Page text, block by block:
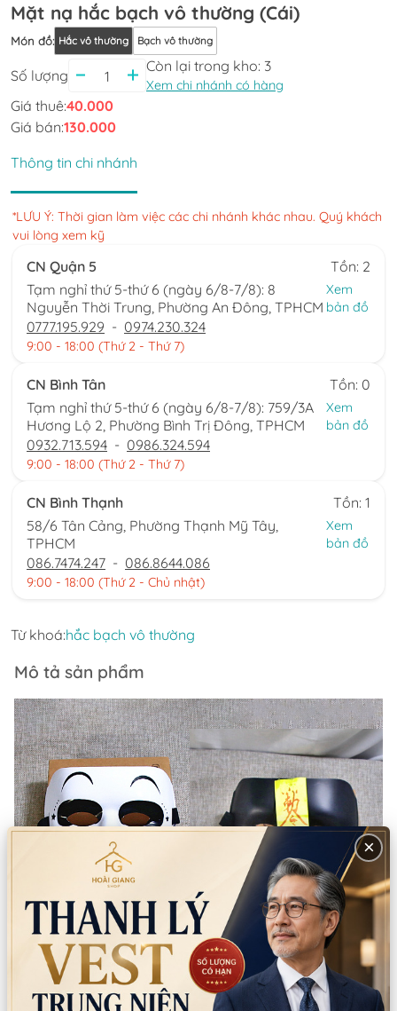
Mặt nạ hắc bạch vô thường (Cái)
Món đồ: Hắc vô thường Bạch vô thường
Số lượng
Còn lại trong kho: 3
Xem chi nhánh có hàng
Giá thuê:40.000
Giá bán:130.000
Thông tin chi nhánh
*LƯU Ý: Thời gian làm việc các chi nhánh khác nhau. Quý khách
vui lòng xem kỹ
CN Quận 5
Tồn: 2
Tạm nghỉ thứ 5-thứ 6 (ngày 6/8-7/8): 8
Nguyễn Thời Trung, Phường An Đông, TPHCM
Xem
bản đồ
0777.195.929 - 0974.230.324
9:00 - 18:00 (Thứ 2 - Thứ 7)
CN Bình Tân
Tồn: 0
Tạm nghỉ thứ 5-thứ 6 (ngày 6/8-7/8): 759/3A
Hương Lộ 2, Phường Bình Trị Đông, TPHCM
Xem
bản đồ
0932.713.594 - 0986.324.594
9:00 - 18:00 (Thứ 2 - Thứ 7)
CN Bình Thạnh
Tồn: 1
58/6 Tân Cảng, Phường Thạnh Mỹ Tây,
TPHCM
Xem
bản đồ
086.7474.247 - 086.8644.086
9:00 - 18:00 (Thứ 2 - Chủ nhật)
Từ khoá:hắc bạch vô thường
Mô tả sản phẩm
×